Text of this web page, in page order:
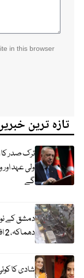
in this browser
تازہ ترین
ترک صدر کا
ولی عہد
گے
دمشق کے
دھماکہ، 2 افراد جاں بحق، متعدد زخمی
شادی کا